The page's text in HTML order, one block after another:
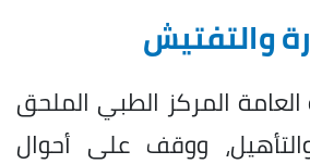
والتفتيش
العامة المركز الطبي الملحق
ووقف على أحوال